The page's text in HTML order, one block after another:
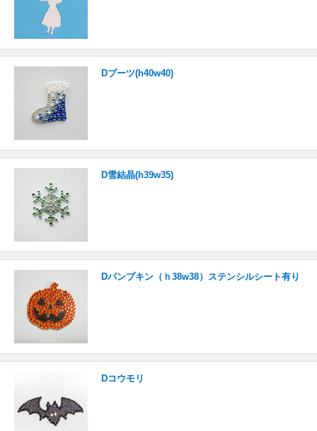
Dブーツ(h40w40)
D雪結晶(h39w35)
Dパンプキン（ｈ38w38）ステンシルシート有り
Dコウモリ